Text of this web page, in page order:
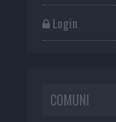
Login
COMUNI